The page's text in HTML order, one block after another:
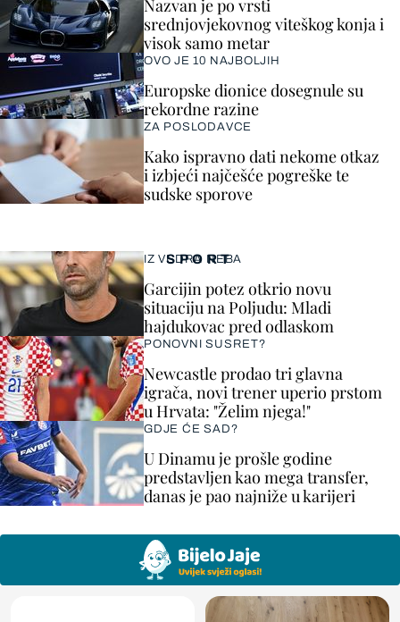
SPORT
IZ VEDRA NEBA
Garcijin potez otkrio novu
situaciju na Poljudu: Mladi
hajdukovac pred odlaskom
PONOVNI SUSRET?
Newcastle prodao tri glavna
igrača, novi trener uperio prstom
u Hrvata: "Želim njega!"
GDJE ĆE SAD?
U Dinamu je prošle godine
predstavljen kao mega transfer,
danas je pao najniže u karijeri
Nazvan je po vrsti
srednjovjekovnog viteškog konja i
visok samo metar
OVO JE 10 NAJBOLJIH
Europske dionice dosegnule su
rekordne razine
ZA POSLODAVCE
Kako ispravno dati nekome otkaz
i izbjeći najčešće pogreške te
sudske sporove